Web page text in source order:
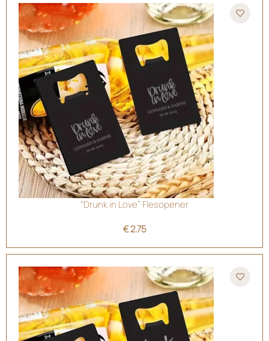
“Drunk in Love” Flesopener
€2.75